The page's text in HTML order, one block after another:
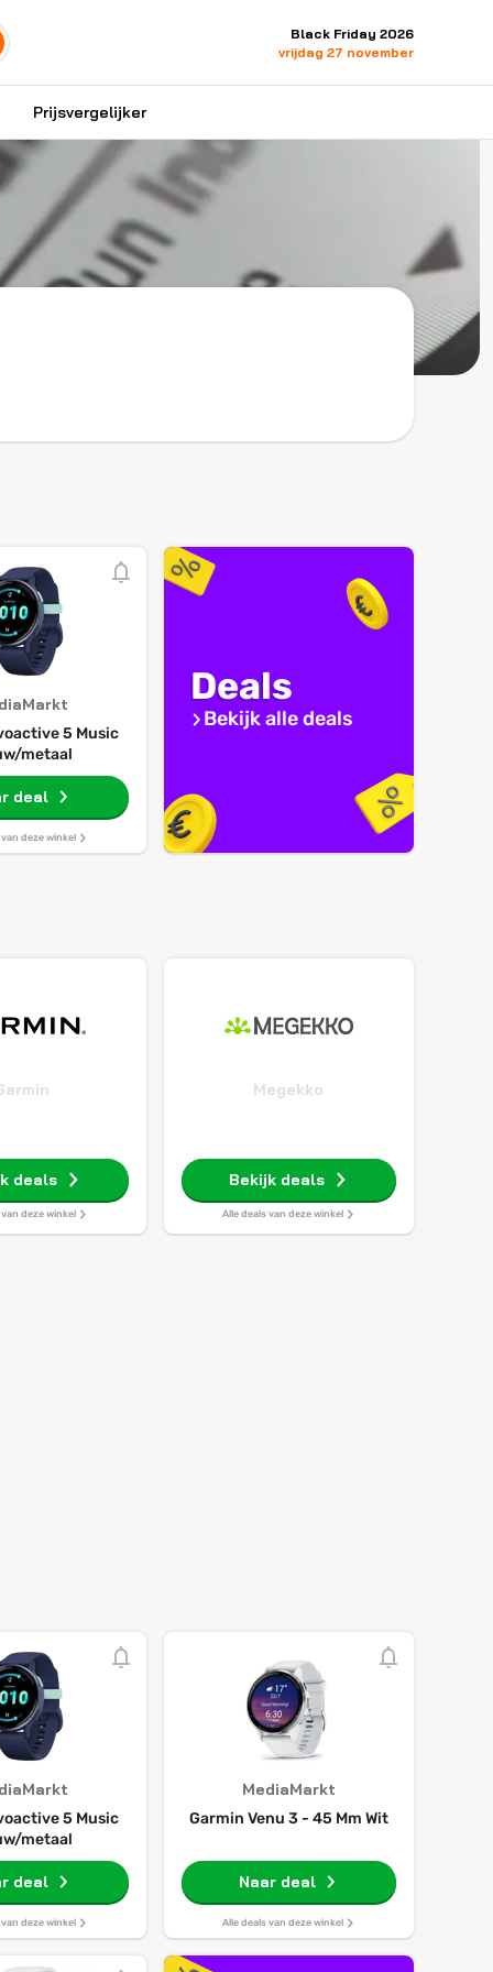
Black Friday 2026
vrijdag 27 november
Prijsvergelijker
5 Music
metaal
deal
van deze winkel
Deals
Bekijk alle deals
deals
van deze winkel
Megekko
Bekijk deals
Alle deals van deze winkel
5 Music
metaal
deal
van deze winkel
MediaMarkt
Garmin Venu 3 - 45 Mm Wit
Naar deal
Alle deals van deze winkel